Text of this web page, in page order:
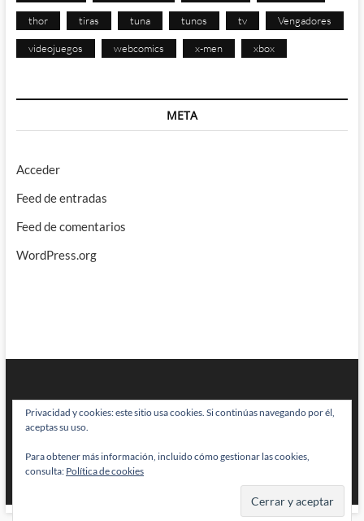
thor tiras tuna tunos tv Vengadores
videojuegos webcomics x-men xbox
META
Acceder
Feed de entradas
Feed de comentarios
WordPress.org
BRAINSTOMPING| Diseñado por:Theme Freesia|WordPress| © Todos
los derechos reservados
Privacidad y cookies: este sitio usa cookies. Si continúas navegando por él,
aceptas su uso.
Para obtener más información, incluido cómo gestionar las cookies,
consulta: Política de cookies